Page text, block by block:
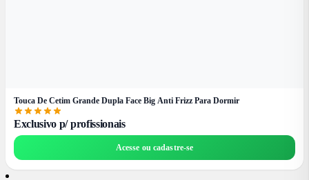
Touca De Cetim Grande Dupla Face Big Anti Frizz Para Dormir
Exclusivo p/ profissionais
Acesse ou cadastre-se